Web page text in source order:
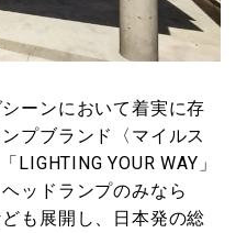
HANDBOOK
ーンにおいて着実に存
プブランド〈マイルス
YOUR WAY」
ッドランプのみなら
も展開し、日本発の総